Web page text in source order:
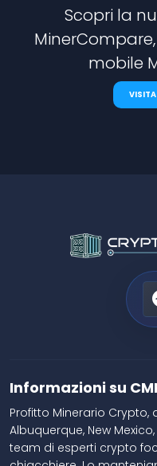
Scopri la
mobile
Informazioni su
Profitto Minerario
Albuquerque, New
team di esperti crypto